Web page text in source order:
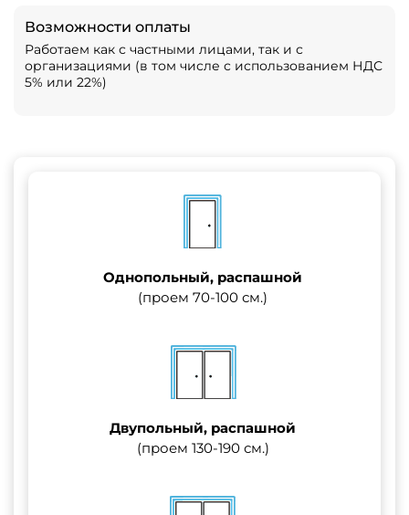
Возможности оплаты
Работаем как с частными лицами, так и с
организациями (в том числе с использованием НДС
5% или 22%)
Однопольный, распашной
(проем 70-100 см.)
Двупольный, распашной
(проем 130-190 см.)